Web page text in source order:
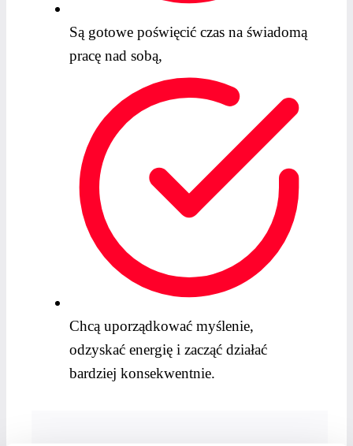
Są gotowe poświęcić czas na świadomą
pracę nad sobą,
Chcą uporządkować myślenie,
odzyskać energię i zacząć działać
bardziej konsekwentnie.